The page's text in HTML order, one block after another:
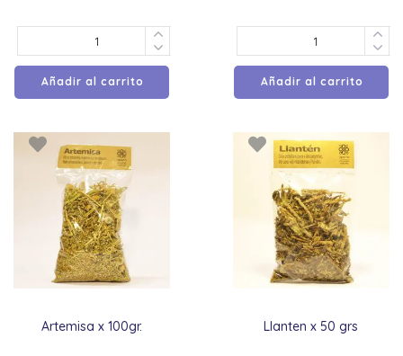
Añadir al carrito Añadir al carrito
Artemisa x 100gr. Llanten x 50 grs